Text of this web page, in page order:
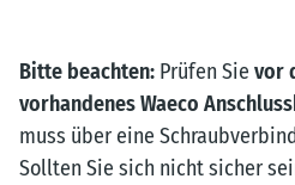
Bitte beachten: Prüfen Sie vor
vorhandenes Waeco
muss über eine
Sollten Sie sich nicht sicher